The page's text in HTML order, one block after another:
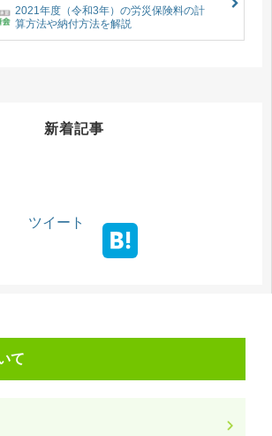
2021年度（令和3年）の労災保険料の計
算方法や納付方法を解説
新着記事
ツイート
て